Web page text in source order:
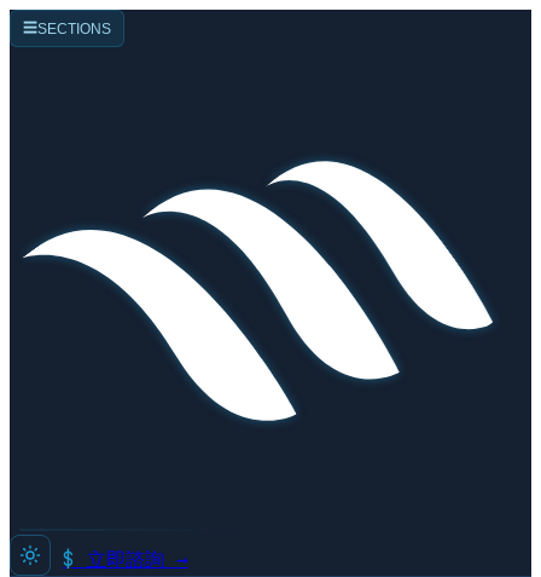
☰SECTIONS
$ 立即諮詢 →